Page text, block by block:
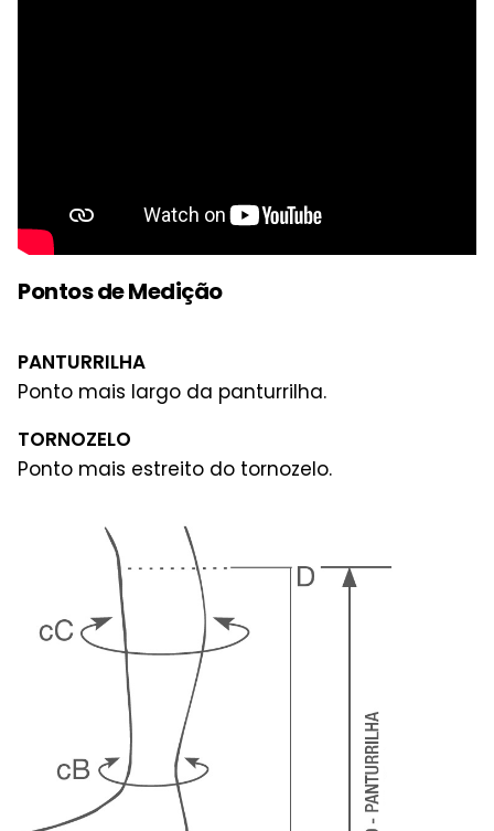
Pontos de Medição
PANTURRILHA
Ponto mais largo da panturrilha.
TORNOZELO
Ponto mais estreito do tornozelo.